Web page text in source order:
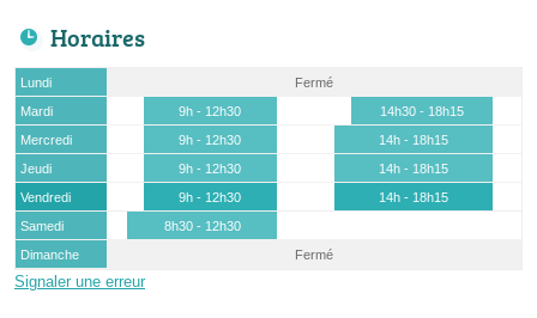
Horaires
Lundi
Fermé
Mardi
9h - 12h30
14h30 - 18h15
Mercredi
9h - 12h30
14h - 18h15
Jeudi
9h - 12h30
14h - 18h15
Vendredi
9h - 12h30
14h - 18h15
Samedi
8h30 - 12h30
Dimanche
Fermé
Signaler une erreur